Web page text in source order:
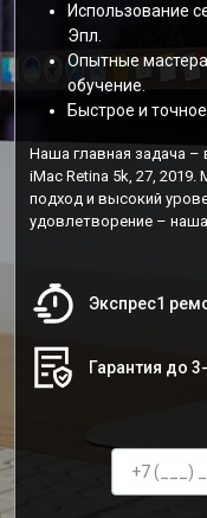
Использование
Эпл.
Опытные
обучение.
Быстрое и
Наша главная задача –
iMac Retina 5k, 27,
подход и высокий
удовлетворение –
Экспрес1
Гарантия до